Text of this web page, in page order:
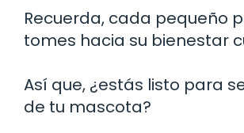
Recuerda, cada pequeño
tomes hacia su bienestar
Así que, ¿estás listo para
de tu mascota?